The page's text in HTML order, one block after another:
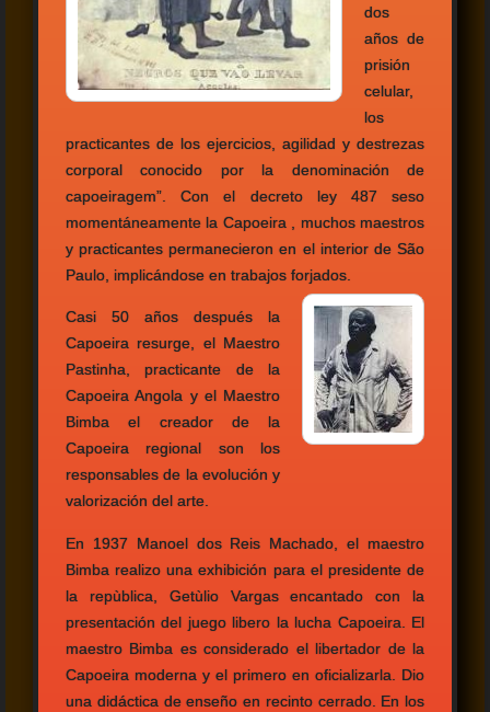
dos
años de
prisión
celular,
los
practicantes de los ejercicios, agilidad y destrezas
corporal conocido por la denominación de
capoeiragem”. Con el decreto ley 487 seso
momentáneamente la Capoeira , muchos maestros
y practicantes permanecieron en el interior de São
Paulo, implicándose en trabajos forjados.
Casi 50 años después la
Capoeira resurge, el Maestro
Pastinha, practicante de la
Capoeira Angola y el Maestro
Bimba el creador de la
Capoeira regional son los
responsables de la evolución y
valorización del arte.
En 1937 Manoel dos Reis Machado, el maestro
Bimba realizo una exhibición para el presidente de
la repùblica, Getùlio Vargas encantado con la
presentación del juego libero la lucha Capoeira. El
maestro Bimba es considerado el libertador de la
Capoeira moderna y el primero en oficializarla. Dio
una didáctica de enseño en recinto cerrado. En los